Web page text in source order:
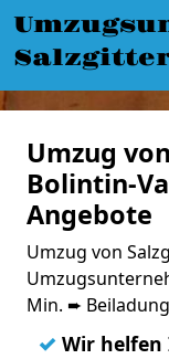
Umzug
Bolintin-
Angebote
Umzug von
Min. ➨
✓ Wir